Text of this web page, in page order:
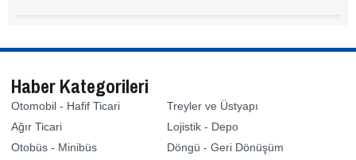
Haber Kategorileri
Otomobil - Hafif Ticari
Ağır Ticari
Otobüs - Minibüs
Treyler ve Üstyapı
Lojistik - Depo
Döngü - Geri Dönüşüm